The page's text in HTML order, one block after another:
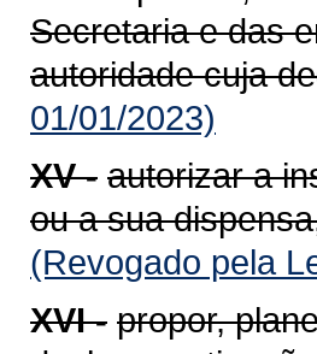
Secretaria e das
autoridade cuja
01/01/2023)
XV - autorizar a
ou a sua
(Revogado pela
XVI - propor,